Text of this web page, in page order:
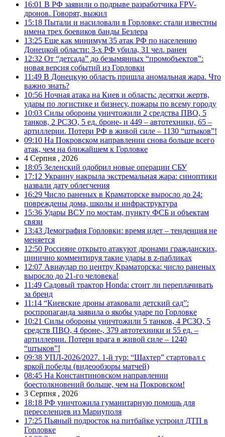
16:01 В РФ заявили о подрыве разработчика FPV-
дронов. Говорят, выжил
15:18 Пытали и насиловали в Горловке: стали известны
имена трех боевиков банды Безлера
13:25 Еще как минимум 35 атак РФ по населению
Донецкой области: 3-х РФ убила, 31 чел. ранен
12:32 От “детсада” до безымянных “промобъектов”:
новая версия событий из Горловки
11:49 В Донецкую область пришла аномальная жара. Что
важно знать?
10:56 Ночная атака на Киев и область: десятки жертв,
удары по логистике и бизнесу, пожары по всему городу
10:03 Силы обороны уничтожили 2 средства ПВО, 5
танков, 2 РСЗО, 5 ед. броне- и 449 – автотехники, 65 –
артиллерии. Потери РФ в живой силе – 1130 “штыков”!
09:10 На Покровском направлении снова больше всего
атак, чем на ближайшем к Горловке
4 Серпня , 2026
18:05 Зеленский одобрил новые операции СБУ
17:12 Украину накрыла экстремальная жара: синоптики
назвали дату облегчения
16:29 Число раненых в Краматорске выросло до 24:
повреждены дома, школы и инфраструктура
15:36 Удары ВСУ по мостам, пункту ФСБ и объектам
связи
13:43 Демография Горловки: время идет – тенденция не
меняется
12:50 Россияне открыто атакуют дронами гражданских,
цинично комментируя такие удары в z-пабликах
12:07 Авиаудар по центру Краматорска: число раненых
выросло до 21-го человека!
11:49 Садовый трактор Honda: стоит ли переплачивать
за бренд
11:14 “Киевские дроны атаковали детский сад”:
роспропаганда заявила о якобы ударе по Горловке
10:21 Силы обороны уничтожили 5 танков, 4 РСЗО, 5
средств ПВО, 4 броне-, 379 автотехники и 55 ед. –
артиллерии. Потери врага в живой силе – 1240
“штыков”!
09:38 УПЛ-2026/2027. 1-й тур: “Шахтер” стартовал с
яркой победы (видеообзоры матчей)
08:45 На Константиновском направлении
боестолкновений больше, чем на Покровском!
3 Серпня , 2026
18:18 РФ уничтожила гуманитарную помощь для
переселенцев из Мариуполя
17:25 Пьяный подросток на питбайке устроил ДТП в
Горловке